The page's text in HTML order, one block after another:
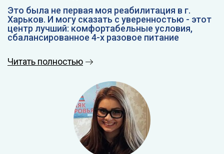
Это была не первая моя реабилитация в г.
Харьков. И могу сказать с уверенностью - этот
центр лучший: комфортабельные условия,
сбалансированное 4-х разовое питание
Читать полностью